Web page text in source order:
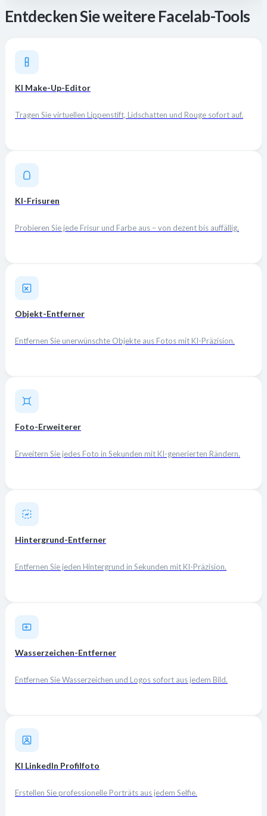
Entdecken Sie weitere Facelab-Tools
KI Make-Up-Editor
Tragen Sie virtuellen Lippenstift, Lidschatten und Rouge sofort auf.
KI-Frisuren
Probieren Sie jede Frisur und Farbe aus – von dezent bis auffällig.
Objekt-Entferner
Entfernen Sie unerwünschte Objekte aus Fotos mit KI-Präzision.
Foto-Erweiterer
Erweitern Sie jedes Foto in Sekunden mit KI-generierten Rändern.
Hintergrund-Entferner
Entfernen Sie jeden Hintergrund in Sekunden mit KI-Präzision.
Wasserzeichen-Entferner
Entfernen Sie Wasserzeichen und Logos sofort aus jedem Bild.
KI LinkedIn Profilfoto
Erstellen Sie professionelle Porträts aus jedem Selfie.